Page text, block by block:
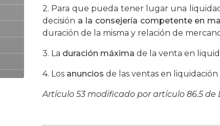
2. Para que pueda tener lugar una
decisión a la consejería competente en
duración de la misma y relación de
3. La duración máxima de la venta en
4. Los anuncios de las ventas en
Artículo 53 modificado por artículo 86.5 de